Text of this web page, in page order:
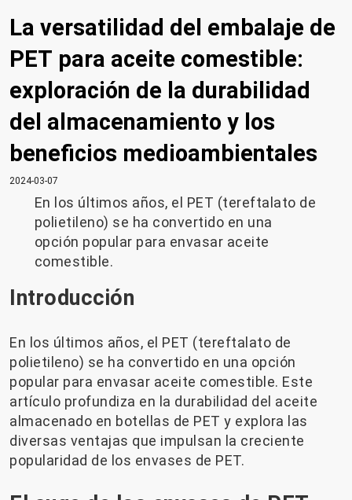
La versatilidad del embalaje de
PET para aceite comestible:
exploración de la durabilidad
del almacenamiento y los
beneficios medioambientales
2024-03-07
En los últimos años, el PET (tereftalato de
polietileno) se ha convertido en una
opción popular para envasar aceite
comestible.
Introducción
En los últimos años, el PET (tereftalato de
polietileno) se ha convertido en una opción
popular para envasar aceite comestible. Este
artículo profundiza en la durabilidad del aceite
almacenado en botellas de PET y explora las
diversas ventajas que impulsan la creciente
popularidad de los envases de PET.